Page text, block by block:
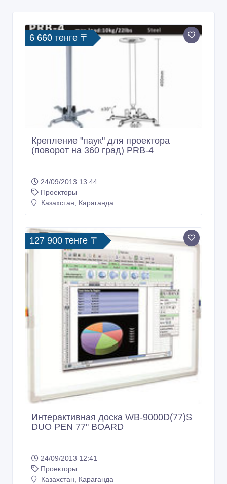
6 660 тенге 〒
Крепление "паук" для проектора
(поворот на 360 град) PRB-4
24/09/2013 13:44
Проекторы
Казахстан, Караганда
127 900 тенге 〒
Интерактивная доска WB-9000D(77)S
DUO PEN 77'' BOARD
24/09/2013 12:41
Проекторы
Казахстан, Караганда